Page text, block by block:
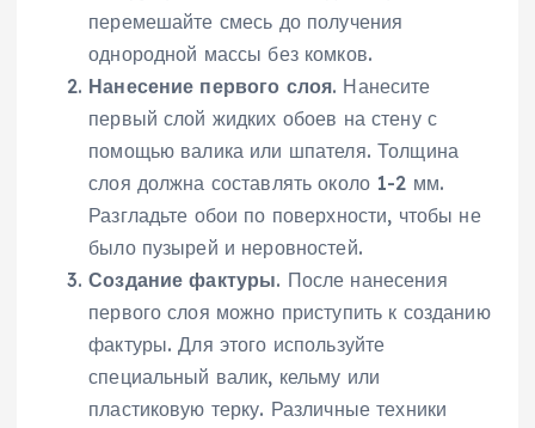
перемешайте смесь до получения
однородной массы без комков.
Нанесение первого слоя. Нанесите
первый слой жидких обоев на стену с
помощью валика или шпателя. Толщина
слоя должна составлять около 1-2 мм.
Разгладьте обои по поверхности, чтобы не
было пузырей и неровностей.
Создание фактуры. После нанесения
первого слоя можно приступить к созданию
фактуры. Для этого используйте
специальный валик, кельму или
пластиковую терку. Различные техники